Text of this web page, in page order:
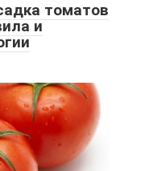
томатов
и